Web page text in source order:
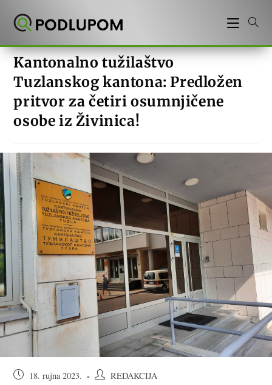
Kantonalno tužilaštvo
Tuzlanskog kantona: Predložen
pritvor za četiri osumnjičene
osobe iz Živinica!
Objava18. rujna 2023.
AutorREDAKCIJA